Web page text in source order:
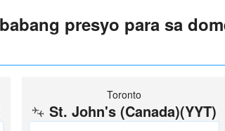
presyo para sa
Toronto
St. John's (Canada)(YYT)